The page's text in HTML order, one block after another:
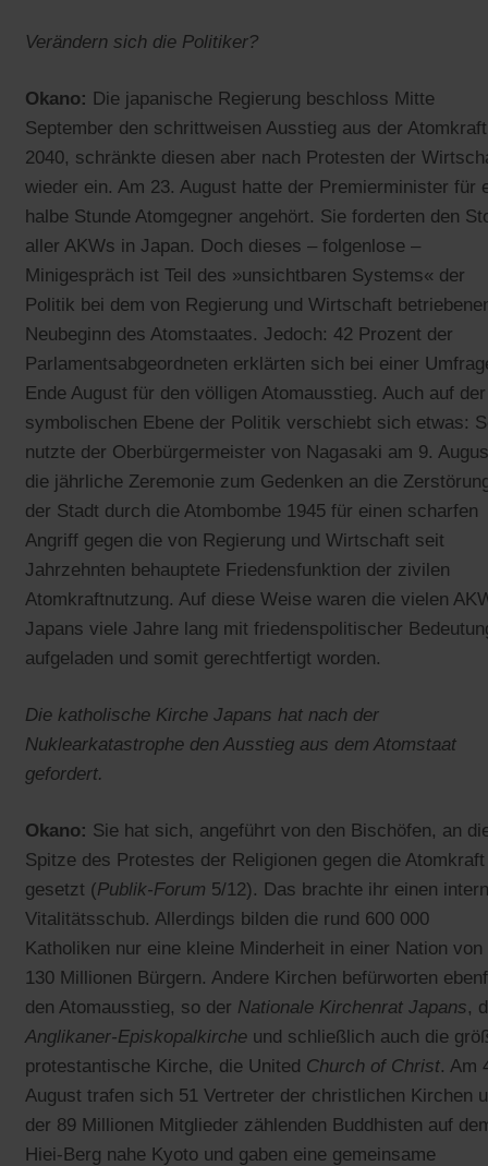
Verändern sich die Politiker?
Okano: Die japanische Regierung beschloss Mitte
September den schrittweisen Ausstieg aus der
2040, schränkte diesen aber nach Protesten der
wieder ein. Am 23. August hatte der Premierminister für
halbe Stunde Atomgegner angehört. Sie forderten den
aller AKWs in Japan. Doch dieses – folgenlose –
Minigespräch ist Teil des »unsichtbaren Systems« der
Politik bei dem von Regierung und Wirtschaft
Neubeginn des Atomstaates. Jedoch: 42 Prozent der
Parlamentsabgeordneten erklärten sich bei einer
Ende August für den völligen Atomausstieg. Auch auf der
symbolischen Ebene der Politik verschiebt sich etwas:
nutzte der Oberbürgermeister von Nagasaki am 9.
die jährliche Zeremonie zum Gedenken an die
der Stadt durch die Atombombe 1945 für einen scharfen
Angriff gegen die von Regierung und Wirtschaft seit
Jahrzehnten behauptete Friedensfunktion der zivilen
Atomkraftnutzung. Auf diese Weise waren die vielen
Japans viele Jahre lang mit friedenspolitischer
aufgeladen und somit gerechtfertigt worden.
Die katholische Kirche Japans hat nach der
Nuklearkatastrophe den Ausstieg aus dem Atomstaat
gefordert.
Okano: Sie hat sich, angeführt von den Bischöfen, an
Spitze des Protestes der Religionen gegen die Atomkraft
gesetzt (Publik-Forum 5/12). Das brachte ihr einen
Vitalitätsschub. Allerdings bilden die rund 600 000
Katholiken nur eine kleine Minderheit in einer Nation von
130 Millionen Bürgern. Andere Kirchen befürworten
den Atomausstieg, so der Nationale Kirchenrat Japans,
Anglikaner-Episkopalkirche und schließlich auch die
protestantische Kirche, die United Church of Christ. Am
August trafen sich 51 Vertreter der christlichen Kirchen
der 89 Millionen Mitglieder zählenden Buddhisten auf
Hiei-Berg nahe Kyoto und gaben eine gemeinsame